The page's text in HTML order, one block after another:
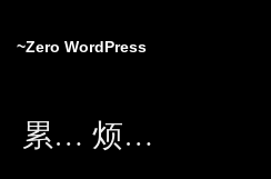
~Zero WordPress
累… 烦…